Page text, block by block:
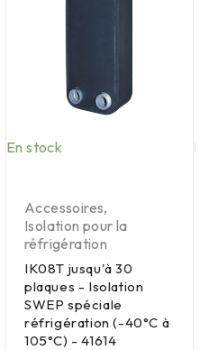
En stock
Accessoires,
Isolation pour la
réfrigération
IK08T jusqu'à 30
plaques - Isolation
SWEP spéciale
réfrigération (-40°C à
105°C) - 41614